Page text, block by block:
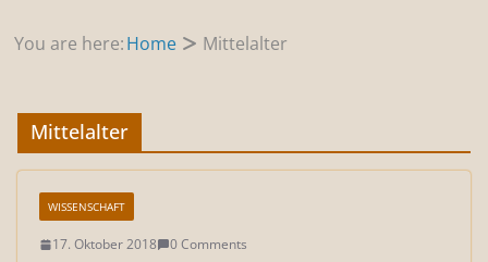
You are here:Home Mittelalter
Mittelalter
WISSENSCHAFT
17. Oktober 2018 0 Comments